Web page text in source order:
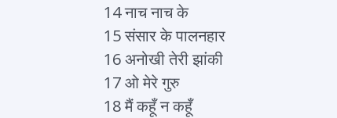
14 नाच नाच के
15 संसार के पालनहार
16 अनोखी तेरी झांकी
17 ओ मेरे गुरु
18 मैं कहूँ न कहूँ